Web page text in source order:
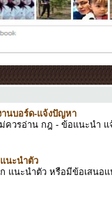
านบอร์ด-แจ้งปัญหา
ควรอ่าน กฎ - ข้อแนะนำ แ
นะนำตัว
แนะนำตัว หรือมีข้อเสนอ